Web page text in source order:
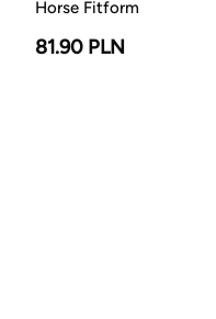
Horse Fitform
81.90 PLN